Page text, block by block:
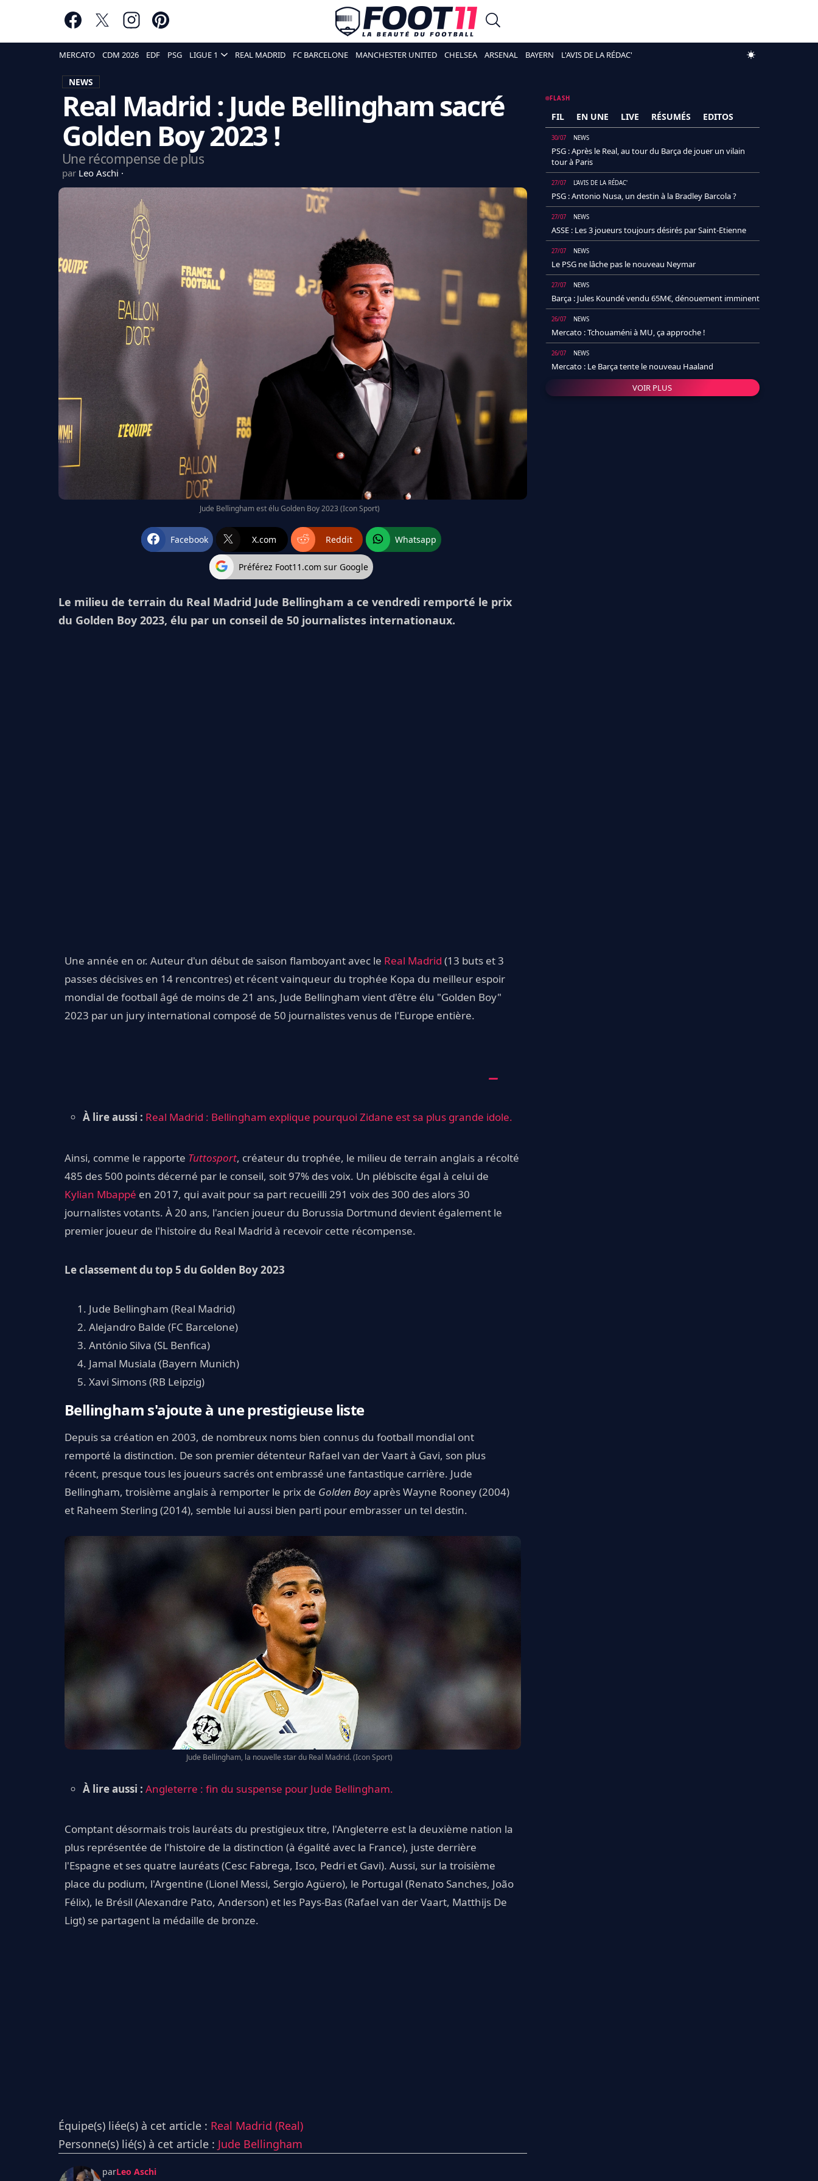
MERCATO CDM 2026 EDF PSG LIGUE 1 REAL MADRID FC BARCELONE MANCHESTER UNITED CHELSEA ARSENAL BAYERN L'AVIS DE LA RÉDAC'
NEWS
Real Madrid : Jude Bellingham sacré
Golden Boy 2023 !
Une récompense de plus
par Leo Aschi
Jude Bellingham est élu Golden Boy 2023 (Icon Sport)
Facebook X.com Reddit Whatsapp
Préférez Foot11.com sur Google
Le milieu de terrain du Real Madrid Jude Bellingham a ce vendredi remporté le prix
du Golden Boy 2023, élu par un conseil de 50 journalistes internationaux.
Une année en or. Auteur d'un début de saison flamboyant avec le Real Madrid (13 buts et 3
passes décisives en 14 rencontres) et récent vainqueur du trophée Kopa du meilleur espoir
mondial de football âgé de moins de 21 ans, Jude Bellingham vient d'être élu "Golden Boy"
2023 par un jury international composé de 50 journalistes venus de l'Europe entière.
À lire aussi : Real Madrid : Bellingham explique pourquoi Zidane est sa plus grande idole.
Ainsi, comme le rapporte Tuttosport, créateur du trophée, le milieu de terrain anglais a récolté
485 des 500 points décerné par le conseil, soit 97% des voix. Un plébiscite égal à celui de
Kylian Mbappé en 2017, qui avait pour sa part recueilli 291 voix des 300 des alors 30
journalistes votants. À 20 ans, l'ancien joueur du Borussia Dortmund devient également le
premier joueur de l'histoire du Real Madrid à recevoir cette récompense.
Le classement du top 5 du Golden Boy 2023
Jude Bellingham (Real Madrid)
Alejandro Balde (FC Barcelone)
António Silva (SL Benfica)
Jamal Musiala (Bayern Munich)
Xavi Simons (RB Leipzig)
Bellingham s'ajoute à une prestigieuse liste
Depuis sa création en 2003, de nombreux noms bien connus du football mondial ont
remporté la distinction. De son premier détenteur Rafael van der Vaart à Gavi, son plus
récent, presque tous les joueurs sacrés ont embrassé une fantastique carrière. Jude
Bellingham, troisième anglais à remporter le prix de Golden Boyaprès Wayne Rooney (2004)
et Raheem Sterling (2014), semble lui aussi bien parti pour embrasser un tel destin.
Jude Bellingham, la nouvelle star du Real Madrid. (Icon Sport)
À lire aussi : Angleterre : fin du suspense pour Jude Bellingham.
Comptant désormais trois lauréats du prestigieux titre, l'Angleterre est la deuxième nation la
plus représentée de l'histoire de la distinction (à égalité avec la France), juste derrière
l'Espagne et ses quatre lauréats (Cesc Fabrega, Isco, Pedri et Gavi). Aussi, sur la troisième
place du podium, l'Argentine (Lionel Messi, Sergio Agüero), le Portugal (Renato Sanches, João
Félix), le Brésil (Alexandre Pato, Anderson) et les Pays-Bas (Rafael van der Vaart, Matthijs De
Ligt) se partagent la médaille de bronze.
Équipe(s) liée(s) à cet article : Real Madrid (Real)
Personne(s) lié(s) à cet article : Jude Bellingham
parLeo Aschi
FLASH
FIL EN UNE LIVE RÉSUMÉS EDITOS
30/07 NEWS
PSG : Après le Real, au tour du Barça de jouer un vilain
tour à Paris
27/07 L'AVIS DE LA RÉDAC'
PSG : Antonio Nusa, un destin à la Bradley Barcola ?
27/07 NEWS
ASSE : Les 3 joueurs toujours désirés par Saint-Etienne
27/07 NEWS
Le PSG ne lâche pas le nouveau Neymar
27/07 NEWS
Barça : Jules Koundé vendu 65M€, dénouement imminent
26/07 NEWS
Mercato : Tchouaméni à MU, ça approche !
26/07 NEWS
Mercato : Le Barça tente le nouveau Haaland
VOIR PLUS